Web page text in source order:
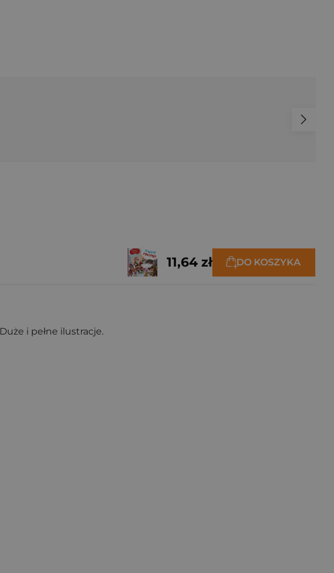
11,64 zł DO KOSZYKA
i pełne ilustracje.